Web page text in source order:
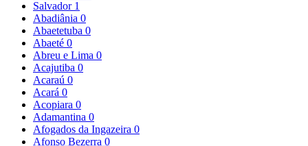
Salvador 1
Abadiânia 0
Abaetetuba 0
Abaeté 0
Abreu e Lima 0
Acajutiba 0
Acaraú 0
Acará 0
Acopiara 0
Adamantina 0
Afogados da Ingazeira 0
Afonso Bezerra 0